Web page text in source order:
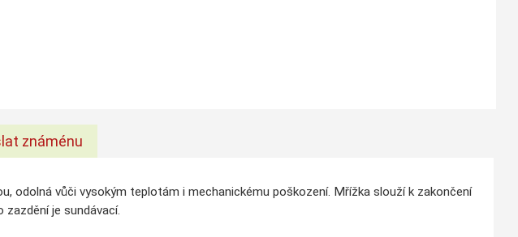
známénu
odolná vůči vysokým teplotám i mechanickému poškození. Mřížka slouží k zakončení
je sundávací.